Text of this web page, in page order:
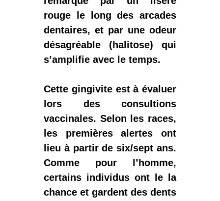
rouge le long des arcades
dentaires, et par une odeur
désagréable (halitose) qui
s’amplifie avec le temps.
Cette gingivite est à évaluer
lors des consultions
vaccinales. Selon les races,
les premières alertes ont
lieu à partir de six/sept ans.
Comme pour l’homme,
certains individus ont le la
chance et gardent des dents